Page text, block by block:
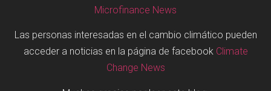
Microfinance News
Las personas interesadas en el cambio climático pueden
acceder a noticias en la página de facebook Climate
Change News